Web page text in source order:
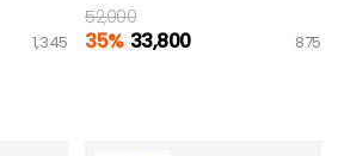
1,345
52,000
35% 33,800 875